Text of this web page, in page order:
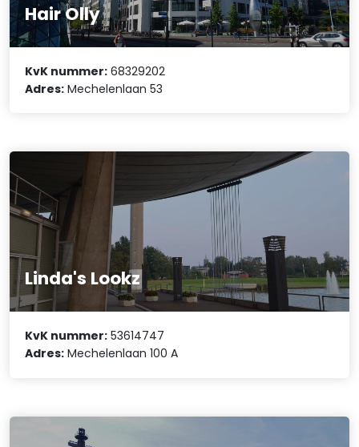
Hair Olly
KvK nummer: 68329202
Adres: Mechelenlaan 53
Linda's Lookz
KvK nummer: 53614747
Adres: Mechelenlaan 100 A